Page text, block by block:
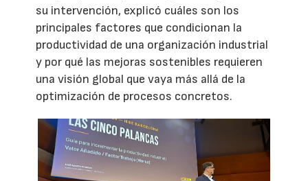
su intervención, explicó cuáles son los
principales factores que condicionan la
productividad de una organización industrial
y por qué las mejoras sostenibles requieren
una visión global que vaya más allá de la
optimización de procesos concretos.